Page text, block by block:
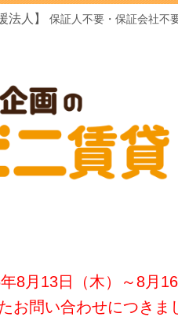
法人】 保証人不要・保証会社不
8月13日（木）～8月
お問い合わせにつき